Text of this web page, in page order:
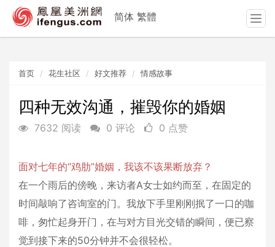
首页 花生社区 好文推荐 情感故事
四种无效沟通，摧毁你的婚姻
7632 阅读 0 评论 0 点赞
面对七年的“鸡肋”婚姻，我该不该果断放弃？
在一个雨后的傍晚，来访者A女士如约而至，在固定的
时间敲响了咨询室的门。我放下手里刚刚抿了一口的咖
啡，匆忙起身开门，在与对方目光交错的瞬间，便已察
觉到接下来的50分钟并不会很轻松。
简体 繁體
T
o
t
o
n